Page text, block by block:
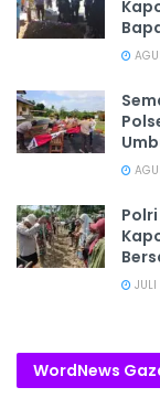
WordNews